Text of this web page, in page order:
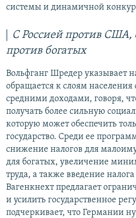
системы и динамичной
С Россией против США,
против богатых
Вольфганг Шредер указывает
обращается к слоям
средними доходами, говоря,
получать более сильную
которую может обеспечить
государство. Среди ее
снижение налогов для
для богатых, увеличение
труда, а также введение налога
Вагенкнехт предлагает
и усилить государственное
подчеркивает, что Германии